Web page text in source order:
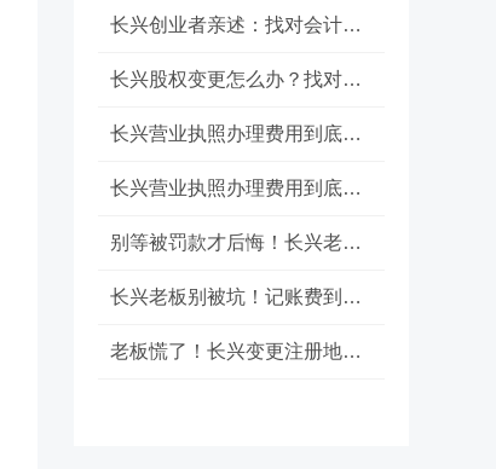
长兴创业者亲述：找对会计公司，注册公司少走三年弯路
长兴股权变更怎么办？找对机构少走弯路
长兴营业执照办理费用到底要花多少钱？真实经历告诉你答案
长兴营业执照办理费用到底要花多少钱？真实经历告诉你答案
别等被罚款才后悔！长兴老板必看：注册公司到底该选哪条路？
长兴老板别被坑！记账费到底多少？看完这篇省下一半冤枉钱
老板慌了！长兴变更注册地址证明办不下来？别急，这招能救场